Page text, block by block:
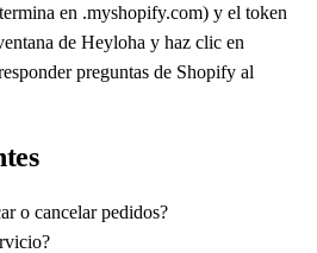
en .myshopify.com) y el token
de Heyloha y haz clic en
preguntas de Shopify al
o cancelar pedidos?